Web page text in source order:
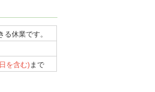
る休業です。
を含む) まで